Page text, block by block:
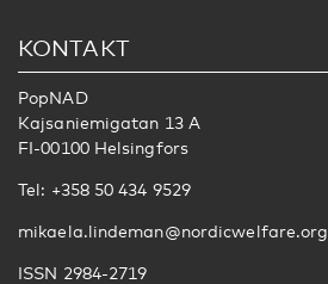
KONTAKT
PopNAD
Kajsaniemigatan 13 A
FI-00100 Helsingfors
Tel: +358 50 434 9529
mikaela.lindeman@nordicwelfare.org
ISSN 2984-2719